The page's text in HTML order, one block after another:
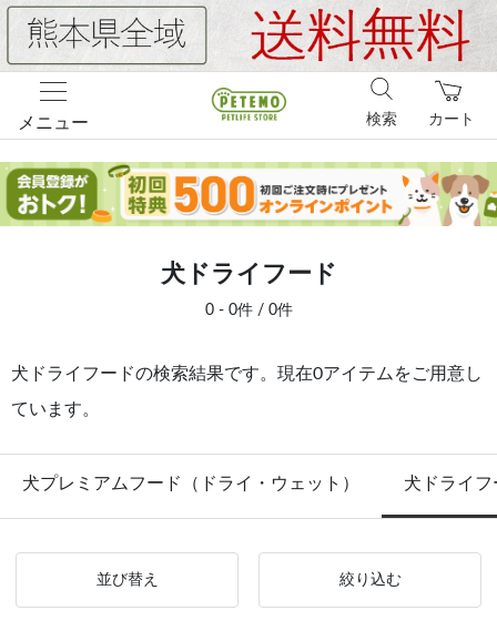
メニュー カート
検索
犬ドライフード
0 - 0件 / 0件
犬ドライフードの検索結果です。現在0アイテムをご用意し
ています。
犬プレミアムフード（ドライ・ウェット） 犬ドライフ
並び替え 絞り込む